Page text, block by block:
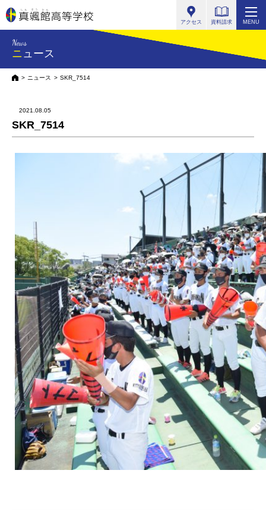
アクセス 資料請求 MENU
News
ニュース
HOMEニュース SKR_7514
2021.08.05
SKR_7514